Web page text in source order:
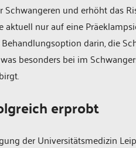
und erhöht das
nur auf eine
darin, die
besonders bei im
erprobt
der Universitätsmedizin